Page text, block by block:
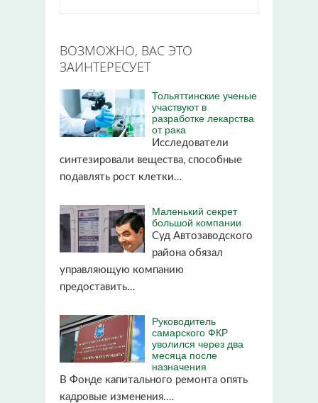
ВОЗМОЖНО, ВАС ЭТО
ЗАИНТЕРЕСУЕТ
Тольяттинские ученые
участвуют в
разработке лекарства
от рака
Исследователи
синтезировали вещества, способные
подавлять рост клетки…
Маленький секрет
большой компании
Суд Автозаводского
района обязал
управляющую компанию
предоставить…
Руководитель
самарского ФКР
уволился через два
месяца после
назначения
В Фонде капитального ремонта опять
кадровые изменения.…